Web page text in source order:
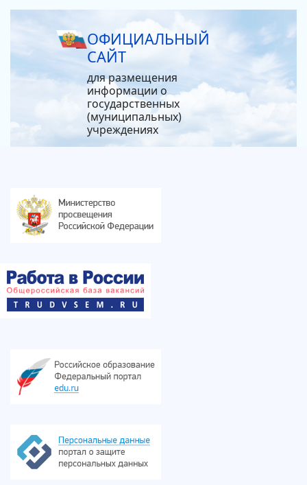
ОФИЦИАЛЬНЫЙ
САЙТ
для размещения
информации о
государственных
(муниципальных)
учреждениях